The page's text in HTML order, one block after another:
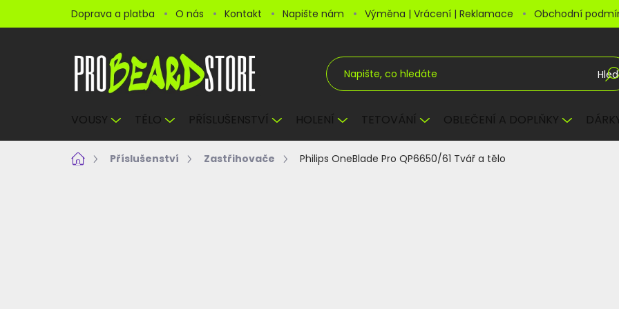
obsah
Doprava a platba O nás Kontakt Napište nám Výměna | Vrácení | Reklamace Obchodní
VOUSY TĚLO PŘÍSLUŠENSTVÍ HOLENÍ TETOVÁNÍ OBLEČENÍ A DOPLŇKY
DomůPříslušenství Zastřihovače Philips OneBlade Pro QP6650/61 Tvář a tělo